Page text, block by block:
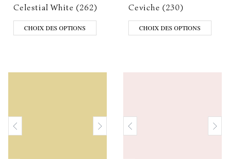
Celestial White (262)
CHOIX DES OPTIONS
Ceviche (230)
CHOIX DES OPTIONS